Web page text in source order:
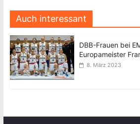
Auch interessant
DBB-Frauen bei
Europameister
8. März 2023